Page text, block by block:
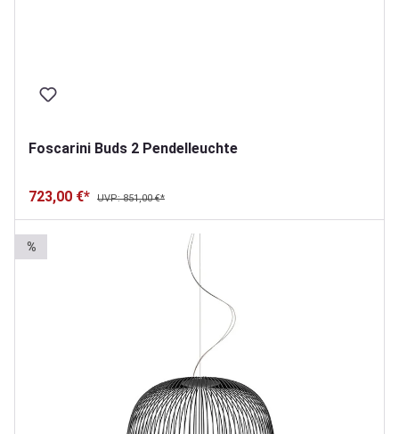
Foscarini Buds 2 Pendelleuchte
723,00 €* UVP: 851,00 €*
%